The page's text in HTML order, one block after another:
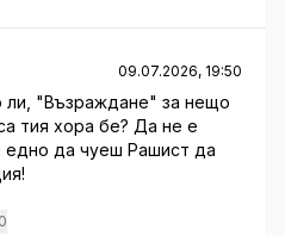
09.07.2026, 19:50
ли, "Възраждане" за нещо
тия хора бе? Да не е
едно да чуеш Рашист да
0